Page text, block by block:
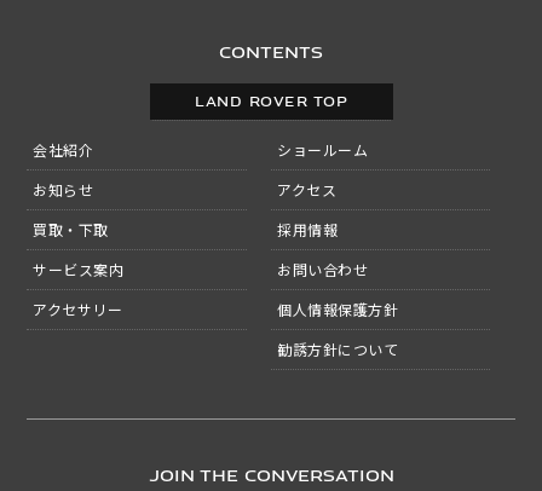
CONTENTS
LAND ROVER TOP
会社紹介
お知らせ
買取・下取
サービス案内
アクセサリー
ショールーム
アクセス
採用情報
お問い合わせ
個人情報保護方針
勧誘方針について
JOIN THE CONVERSATION